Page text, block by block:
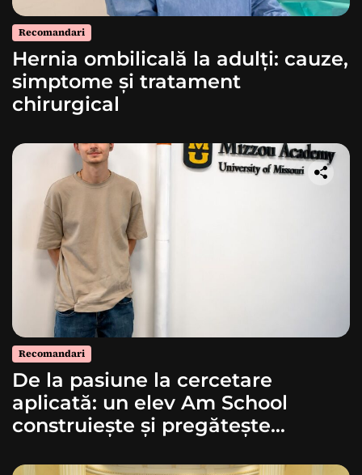
Recomandari
Hernia ombilicală la adulți: cauze,
simptome și tratament
chirurgical
Recomandari
De la pasiune la cercetare
aplicată: un elev Am School
construiește și pregătește